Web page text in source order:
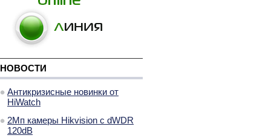
НОВОСТИ
Антикризисные новинки от
HiWatch
2Мп камеры Hikvision с dWDR
120dB